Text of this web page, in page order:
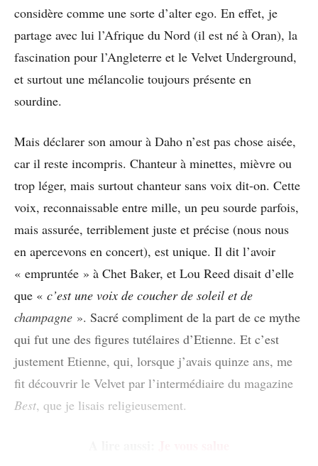
considère comme une sorte d’alter ego. En effet, je
partage avec lui l’Afrique du Nord (il est né à Oran), la
fascination pour l’Angleterre et le Velvet Underground,
et surtout une mélancolie toujours présente en
sourdine.
Mais déclarer son amour à Daho n’est pas chose aisée,
car il reste incompris. Chanteur à minettes, mièvre ou
trop léger, mais surtout chanteur sans voix dit-on. Cette
voix, reconnaissable entre mille, un peu sourde parfois,
mais assurée, terriblement juste et précise (nous nous
en apercevons en concert), est unique. Il dit l’avoir
« empruntée » à Chet Baker, et Lou Reed disait d’elle
que « c’est une voix de coucher de soleil et de
champagne ». Sacré compliment de la part de ce mythe
qui fut une des figures tutélaires d’Etienne. Et c’est
justement Etienne, qui, lorsque j’avais quinze ans, me
fit découvrir le Velvet par l’intermédiaire du magazine
Best, que je lisais religieusement.